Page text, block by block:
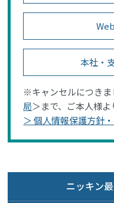
本社・
※キャンセルにつき
局＞まで、ご本人様よ
＞ 個人情報保護方針
ニッキン